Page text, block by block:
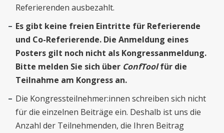
Referierenden ausbezahlt.
Es gibt keine freien Eintritte für Referierende
und Co-Referierende. Die Anmeldung eines
Posters gilt noch nicht als Kongressanmeldung.
Bitte melden Sie sich über ConfToolfür die
Teilnahme am Kongress an.
Die Kongressteilnehmer:innen schreiben sich nicht
für die einzelnen Beiträge ein. Deshalb ist uns die
Anzahl der Teilnehmenden, die Ihren Beitrag